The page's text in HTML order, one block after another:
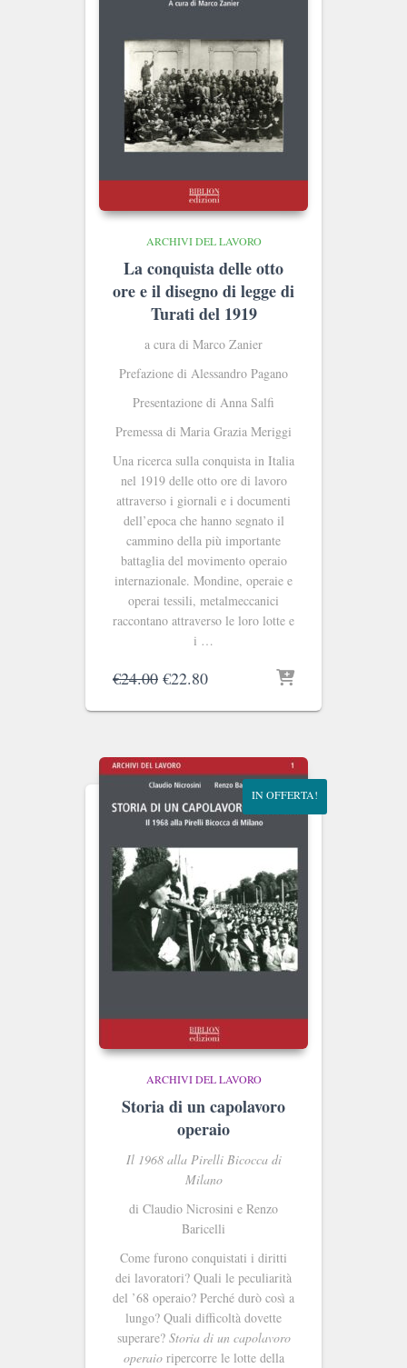
ARCHIVI DEL LAVORO
La conquista delle otto
ore e il disegno di legge di
Turati del 1919
a cura di Marco Zanier
Prefazione di Alessandro Pagano
Presentazione di Anna Salfi
Premessa di Maria Grazia Meriggi
Una ricerca sulla conquista in Italia
nel 1919 delle otto ore di lavoro
attraverso i giornali e i documenti
dell’epoca che hanno segnato il
cammino della più importante
battaglia del movimento operaio
internazionale. Mondine, operaie e
operai tessili, metalmeccanici
raccontano attraverso le loro lotte e
i …
€24.00 Il
originale
€24.00.
€22.80Il
attuale
€22.80.
IN OFFERTA!
ARCHIVI DEL LAVORO
Storia di un capolavoro
operaio
Il 1968 alla Pirelli Bicocca di
Milano
di Claudio Nicrosini e Renzo
Baricelli
Come furono conquistati i diritti
dei lavoratori? Quali le peculiarità
del ’68 operaio? Perché durò così a
lungo? Quali difficoltà dovette
superare? Storia di un capolavoro
operaio ripercorre le lotte della